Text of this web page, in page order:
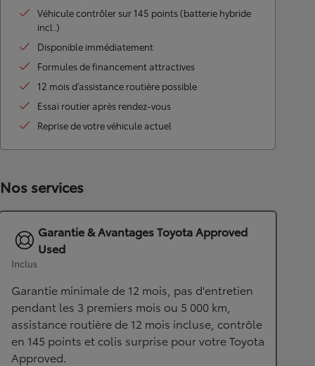
Véhicule contrôler sur 145 points (batterie hybride
incl.)
Disponible immédiatement
Formules de financement attractives
12 mois d’assistance routière possible
Essai routier après rendez-vous
Reprise de votre véhicule actuel
Nos services
Garantie & Avantages Toyota Approved
Used
Inclus
Garantie minimale de 12 mois, pas d'entretien
pendant les 3 premiers mois ou 5 000 km,
assistance routière de 12 mois incluse, contrôle
en 145 points et colis surprise pour votre Toyota
Approved.